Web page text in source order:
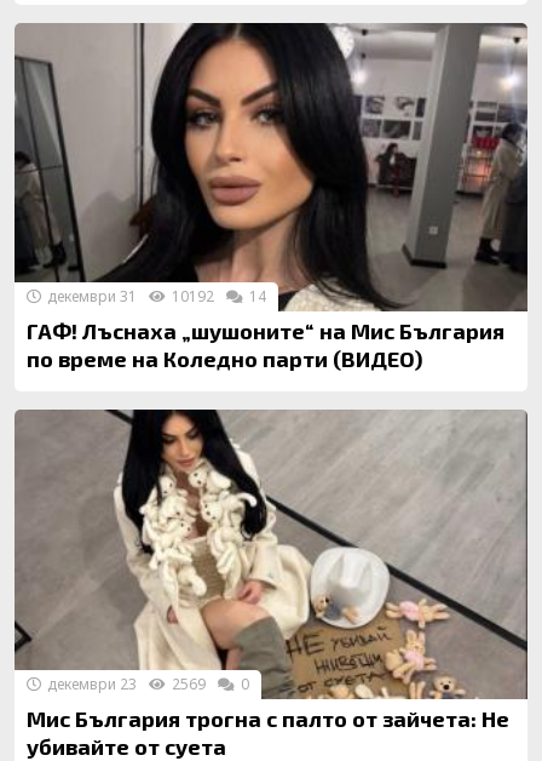
ГАФ! Лъснаха „шушоните“ на Мис България
по време на Коледно парти (ВИДЕО)
декември 31 10192 14
Мис България трогна с палто от зайчета: Не
убивайте от суета
декември 23 2569 0